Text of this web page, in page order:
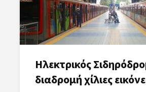
Ηλεκτρικός
διαδρομή χίλιες